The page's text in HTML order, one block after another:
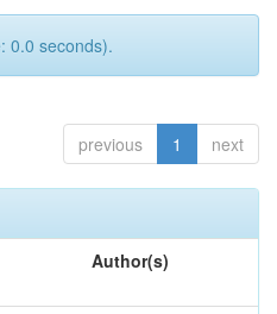
0.0 seconds).
previous 1 next
Author(s)